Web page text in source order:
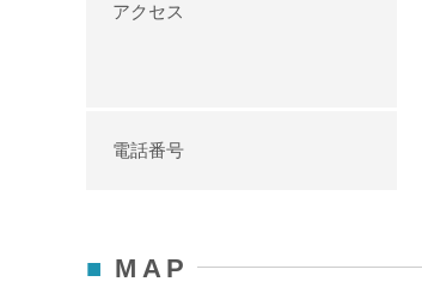
アクセス
電話番号
MAP